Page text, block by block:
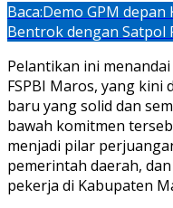
Baca:Demo GPM
Bentrok dengan Satpol
Pelantikan ini
FSPBI Maros, yang
baru yang solid dan
bawah komitmen
menjadi pilar
pemerintah daerah,
pekerja di Kabupaten